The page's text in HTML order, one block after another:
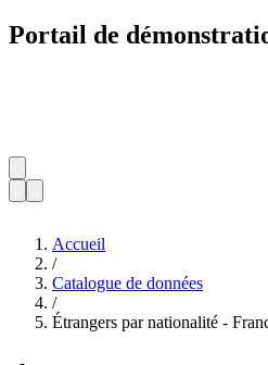
Portail de
Accueil
/
Catalogue de données
/
Étrangers par nationalité -